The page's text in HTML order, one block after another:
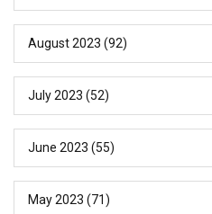
August 2023 (92)
July 2023 (52)
June 2023 (55)
May 2023 (71)